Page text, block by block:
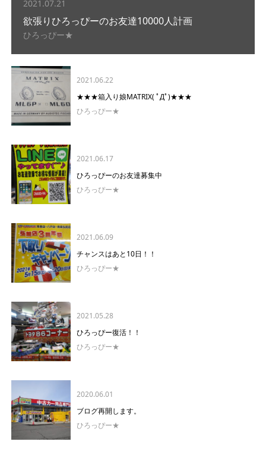
2021.07.21
欲張りひろっぴーのお友達10000人計画
ひろっぴー★
2021.06.22
★★★箱入り娘MATRIX( ﾟДﾟ)★★★
ひろっぴー★
2021.06.17
ひろっぴーのお友達募集中
ひろっぴー★
2021.06.09
チャンスはあと10日！！
ひろっぴー★
2021.05.28
ひろっぴー復活！！
ひろっぴー★
2020.06.01
ブログ再開します。
ひろっぴー★